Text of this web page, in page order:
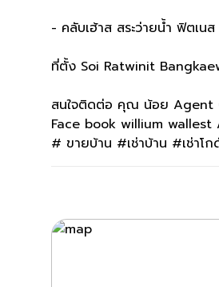
- คลับเฮ้าส สระว่ายน้ำ ฟิตเ
ที่ตั้ง Soi Ratwinit
สนใจติดต่อ คุณ น้อย Agent
Face book willium
# ขายบ้าน #เช่าบ้าน #เช่าโ